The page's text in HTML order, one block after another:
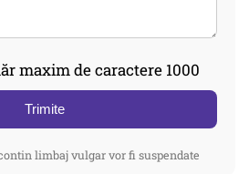
maxim de caractere 1000
Trimite
limbaj vulgar vor fi suspendate